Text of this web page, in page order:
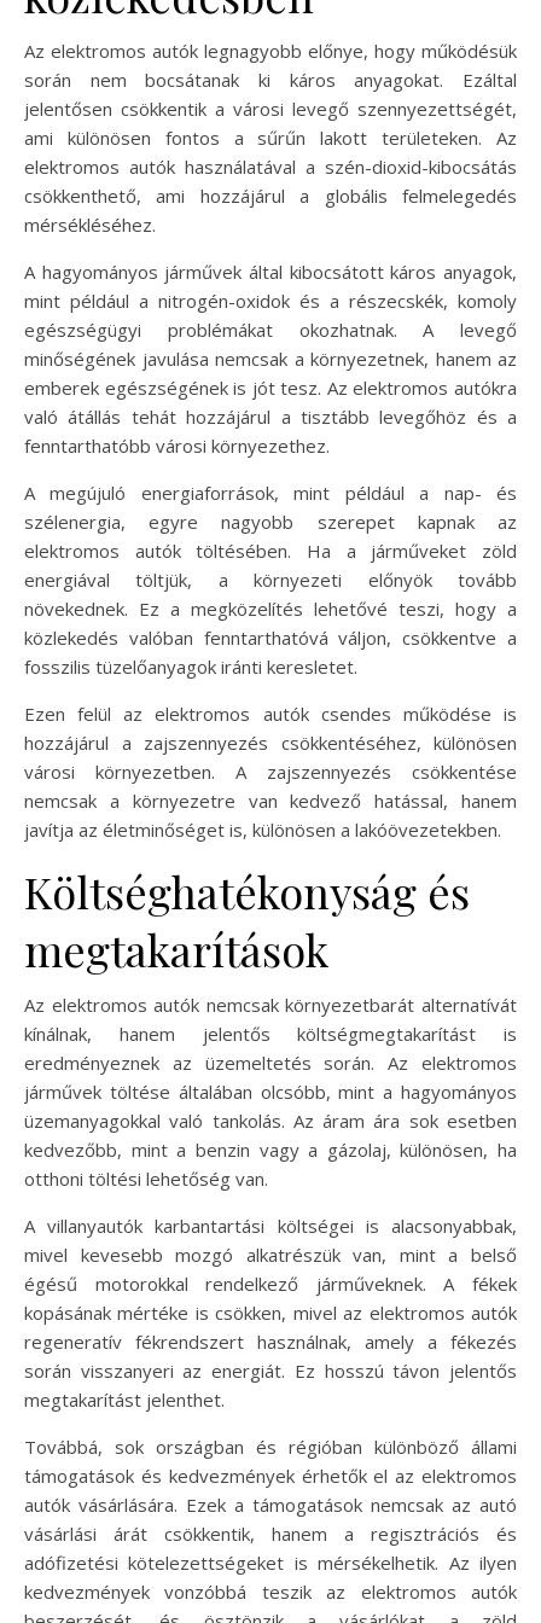
Az elektromos autók legnagyobb előnye, hogy működésük
során nem bocsátanak ki káros anyagokat. Ezáltal
jelentősen csökkentik a városi levegő szennyezettségét,
ami különösen fontos a sűrűn lakott területeken. Az
elektromos autók használatával a szén-dioxid-kibocsátás
csökkenthető, ami hozzájárul a globális felmelegedés
mérsékléséhez.
A hagyományos járművek által kibocsátott káros anyagok,
mint például a nitrogén-oxidok és a részecskék, komoly
egészségügyi problémákat okozhatnak. A levegő
minőségének javulása nemcsak a környezetnek, hanem az
emberek egészségének is jót tesz. Az elektromos autókra
való átállás tehát hozzájárul a tisztább levegőhöz és a
fenntarthatóbb városi környezethez.
A megújuló energiaforrások, mint például a nap- és
szélenergia, egyre nagyobb szerepet kapnak az
elektromos autók töltésében. Ha a járműveket zöld
energiával töltjük, a környezeti előnyök tovább
növekednek. Ez a megközelítés lehetővé teszi, hogy a
közlekedés valóban fenntarthatóvá váljon, csökkentve a
fosszilis tüzelőanyagok iránti keresletet.
Ezen felül az elektromos autók csendes működése is
hozzájárul a zajszennyezés csökkentéséhez, különösen
városi környezetben. A zajszennyezés csökkentése
nemcsak a környezetre van kedvező hatással, hanem
javítja az életminőséget is, különösen a lakóövezetekben.
Költséghatékonyság és
megtakarítások
Az elektromos autók nemcsak környezetbarát alternatívát
kínálnak, hanem jelentős költségmegtakarítást is
eredményeznek az üzemeltetés során. Az elektromos
járművek töltése általában olcsóbb, mint a hagyományos
üzemanyagokkal való tankolás. Az áram ára sok esetben
kedvezőbb, mint a benzin vagy a gázolaj, különösen, ha
otthoni töltési lehetőség van.
A villanyautók karbantartási költségei is alacsonyabbak,
mivel kevesebb mozgó alkatrészük van, mint a belső
égésű motorokkal rendelkező járműveknek. A fékek
kopásának mértéke is csökken, mivel az elektromos autók
regeneratív fékrendszert használnak, amely a fékezés
során visszanyeri az energiát. Ez hosszú távon jelentős
megtakarítást jelenthet.
Továbbá, sok országban és régióban különböző állami
támogatások és kedvezmények érhetők el az elektromos
autók vásárlására. Ezek a támogatások nemcsak az autó
vásárlási árát csökkentik, hanem a regisztrációs és
adófizetési kötelezettségeket is mérsékelhetik. Az ilyen
kedvezmények vonzóbbá teszik az elektromos autók